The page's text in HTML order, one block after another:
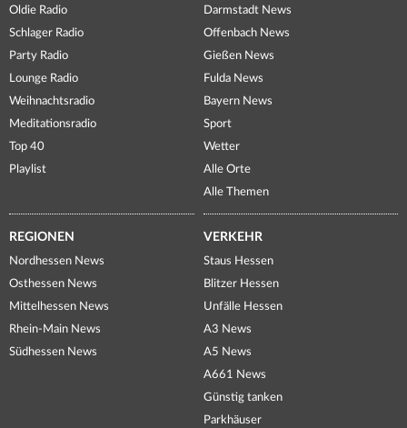
Oldie Radio
Schlager Radio
Party Radio
Lounge Radio
Weihnachtsradio
Meditationsradio
Top 40
Playlist
Darmstadt News
Offenbach News
Gießen News
Fulda News
Bayern News
Sport
Wetter
Alle Orte
Alle Themen
REGIONEN
Nordhessen News
Osthessen News
Mittelhessen News
Rhein-Main News
Südhessen News
VERKEHR
Staus Hessen
Blitzer Hessen
Unfälle Hessen
A3 News
A5 News
A661 News
Günstig tanken
Parkhäuser